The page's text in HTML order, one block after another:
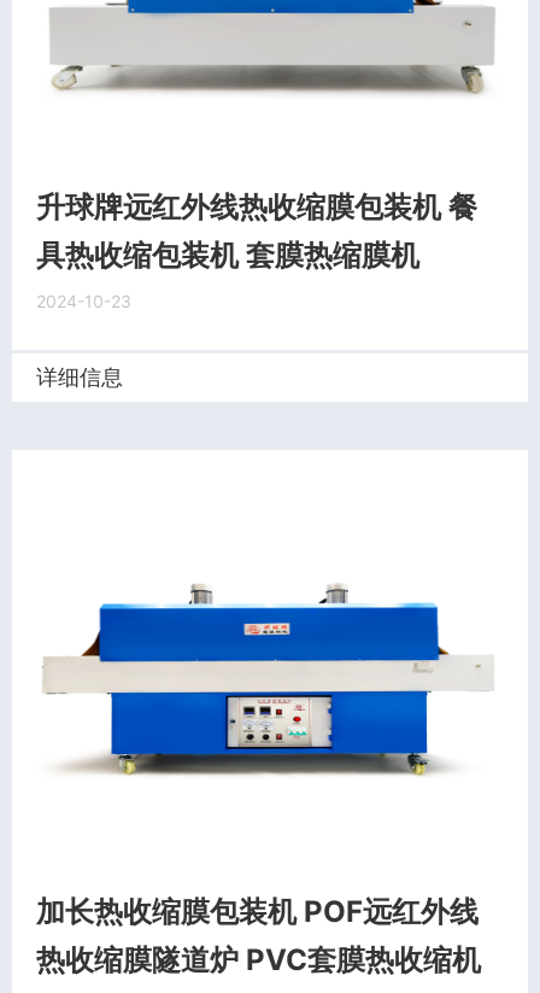
升球牌远红外线热收缩膜包装机 餐
具热收缩包装机 套膜热缩膜机
2024-10-23
详细信息
加长热收缩膜包装机 POF远红外线
热收缩膜隧道炉 PVC套膜热收缩机